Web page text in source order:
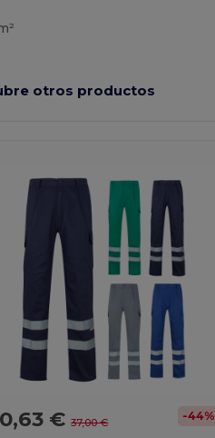
otros productos
€37,00 € -44%